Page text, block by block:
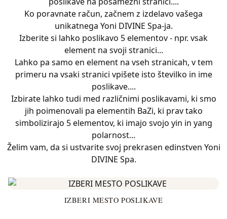
Ko poravnate račun, začnem z izdelavo vašega
unikatnega Yoni DIVINE Spa-ja.
Izberite si lahko poslikavo 5 elementov - npr. vsak
element na svoji stranici...
Lahko pa samo en element na vseh stranicah, v tem
primeru na vsaki stranici vpišete isto številko in ime
poslikave....
Izbirate lahko tudi med različnimi poslikavami, ki smo
jih poimenovali pa elementih BaZi, ki prav tako
simbolizirajo 5 elementov, ki imajo svojo yin in yang
polarnost...
Želim vam, da si ustvarite svoj prekrasen edinstven Yoni
DIVINE Spa.
IZBERI MESTO POSLIKAVE